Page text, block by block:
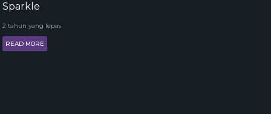
Sparkle
2 tahun yang lepas
READ MORE